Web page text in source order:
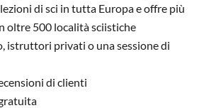
di sci in tutta Europa e offre più
oltre 500 località sciistiche
istruttori privati o una sessione di
di clienti